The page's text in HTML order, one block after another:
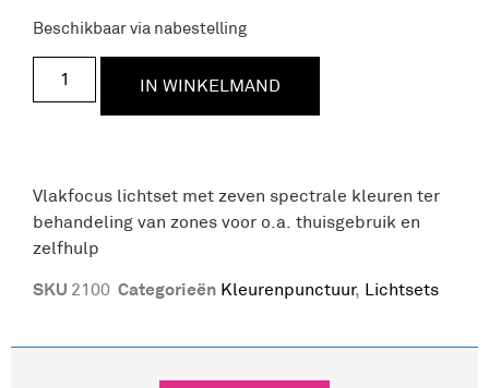
Beschikbaar via nabestelling
IN WINKELMAND
Vlakfocus lichtset met zeven spectrale kleuren ter
behandeling van zones voor o.a. thuisgebruik en
zelfhulp
SKU 2100 Categorieën Kleurenpunctuur, Lichtsets